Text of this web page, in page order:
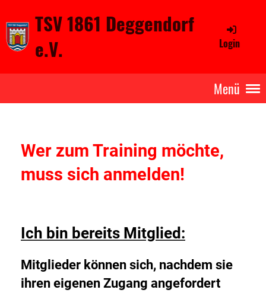
TSV 1861 Deggendorf
e.V.
Login
Menü
Wer zum Training möchte,
muss sich anmelden!
Ich bin bereits Mitglied:
Mitglieder können sich, nachdem sie
ihren eigenen Zugang angefordert